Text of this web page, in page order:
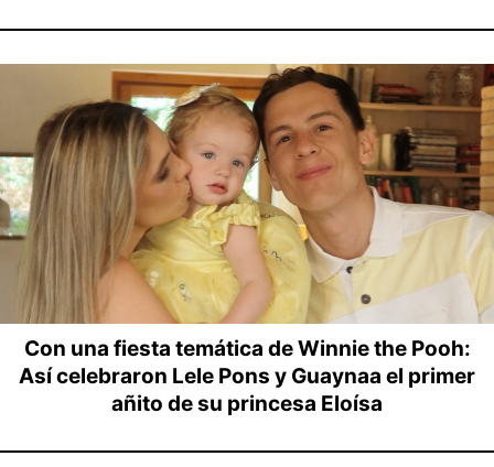
Con una fiesta temática de Winnie the Pooh:
Así celebraron Lele Pons y Guaynaa el primer
añito de su princesa Eloísa